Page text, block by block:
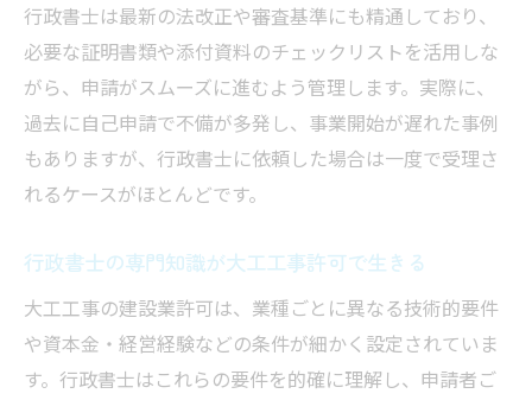
行政書士は最新の法改正や審査基準にも精通しており、
必要な証明書類や添付資料のチェックリストを活用しな
がら、申請がスムーズに進むよう管理します。実際に、
過去に自己申請で不備が多発し、事業開始が遅れた事例
もありますが、行政書士に依頼した場合は一度で受理さ
れるケースがほとんどです。
行政書士の専門知識が大工工事許可で生きる
大工工事の建設業許可は、業種ごとに異なる技術的要件
や資本金・経営経験などの条件が細かく設定されていま
す。行政書士はこれらの要件を的確に理解し、申請者ご